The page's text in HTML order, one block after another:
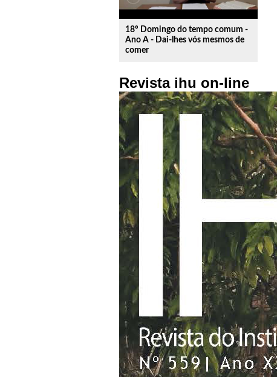
18º Domingo do tempo comum -
Ano A - Dai-lhes vós mesmos de
comer
Revista ihu on-line